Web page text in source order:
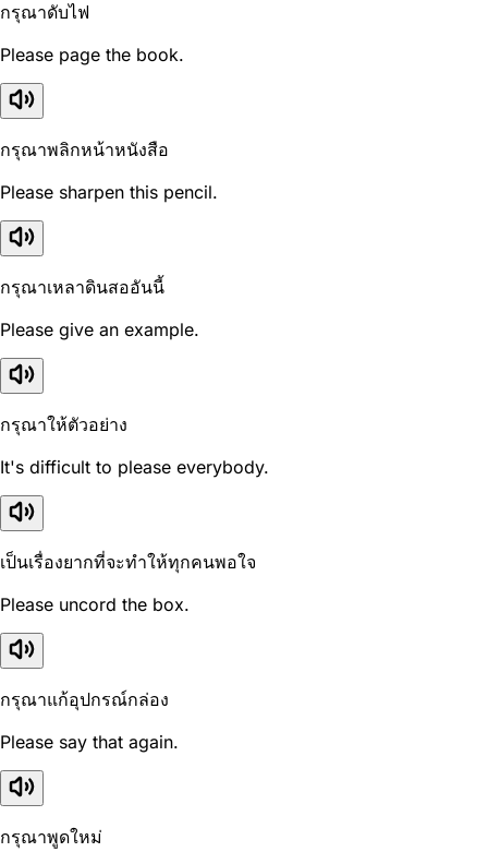
กรุณาดับไฟ
Please page the book.
กรุณาพลิกหน้าหนังสือ
Please sharpen this pencil.
กรุณาเหลาดินสออันนี้
Please give an example.
กรุณาให้ตัวอย่าง
It's difficult to please everybody.
เป็นเรื่องยากที่จะทำให้ทุกคนพอใจ
Please uncord the box.
กรุณาแก้อุปกรณ์กล่อง
Please say that again.
กรุณาพูดใหม่